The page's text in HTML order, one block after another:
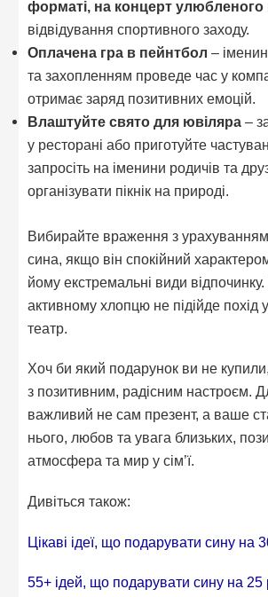
форматі, на концерт улюбленого
відвідування спортивного заходу.
Оплачена гра в пейнтбол –
та захопленням проведе час у
отримає заряд позитивних емоцій.
Влаштуйте свято для ювіляра–
у ресторані або приготуйте
запросіть на іменини родичів та
організувати пікнік на природі.
Вибирайте враження з урахуванням
сина, якщо він спокійний
йому екстремальні види відпочинку.
активному хлопцю не підійде похід
театр.
Хоч би який подарунок ви не
з позитивним, радісним настроєм.
важливий не сам презент, а ваше
нього, любов та увага близьких,
атмосфера та мир у сім’ї.
Дивіться також:
Цікаві ідеї, що подарувати сину на
55+ ідей, що подарувати сину на 25